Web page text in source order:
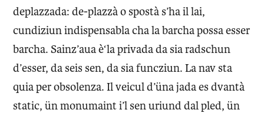
deplazzada: de-plazzà o spostà s’ha il lai,
cundiziun indispensabla cha la barcha possa esser
barcha. Sainz’aua è‘la privada da sia radschun
d’esser, da seis sen, da sia funcziun. La nav sta
quia per obsolenza. Il veicul d’üna jada es dvantà
static, ün monumaint i’l sen uriund dal pled, ün